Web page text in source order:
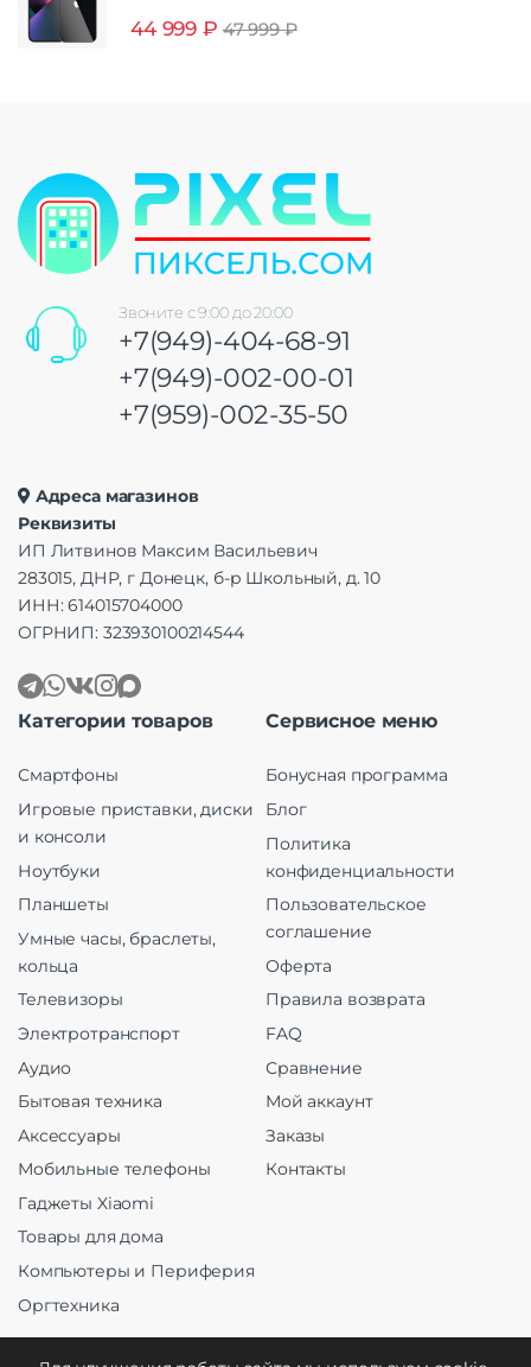
44 999 ₽ 47 999₽
Звоните с 9:00 до 20:00
+7(949)-404-68-91
+7(949)-002-00-01
+7(959)-002-35-50
Адреса магазинов
Реквизиты
ИП Литвинов Максим Васильевич
283015, ДНР, г Донецк, б-р Школьный, д. 10
ИНН: 614015704000
ОГРНИП: 323930100214544
Категории товаров
Смартфоны
Игровые приставки, диски
и консоли
Ноутбуки
Планшеты
Умные часы, браслеты,
кольца
Телевизоры
Электротранспорт
Аудио
Бытовая техника
Аксессуары
Мобильные телефоны
Гаджеты Xiaomi
Товары для дома
Компьютеры и Периферия
Оргтехника
Сервисное меню
Бонусная программа
Блог
Политика
конфиденциальности
Пользовательское
соглашение
Оферта
Правила возврата
FAQ
Сравнение
Мой аккаунт
Заказы
Контакты